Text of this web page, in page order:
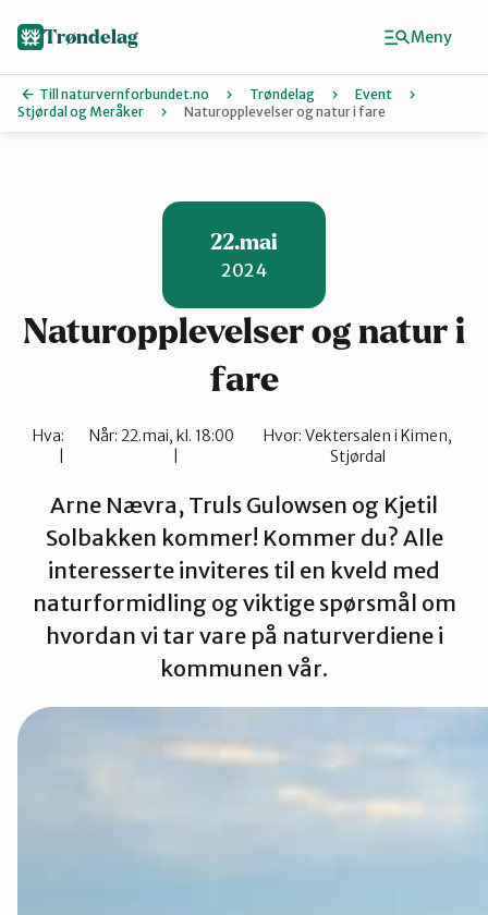
Melhus
Namdalen
Selbu og
Trøndelag
Till naturvernforbundet.no Trøndelag
Event
Stjørdal og Meråker
Naturopplevelser og natur i fare
22.mai
2024
Naturopplevelser og natur i
fare
Hva: Når: 22.mai, kl. 18:00 Hvor: Vektersalen i Kimen,
Stjørdal
Arne Nævra, Truls Gulowsen og Kjetil
Solbakken kommer! Kommer du? Alle
interesserte inviteres til en kveld med
naturformidling og viktige spørsmål om
hvordan vi tar vare på naturverdiene i
kommunen vår.